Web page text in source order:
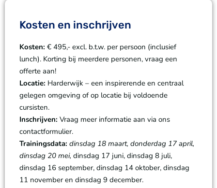
Kosten en inschrijven
Kosten: € 495,- excl. b.t.w. per persoon (inclusief
lunch). Korting bij meerdere personen, vraag een
offerte aan!
Locatie: Harderwijk – een inspirerende en centraal
gelegen omgeving of op locatie bij voldoende
cursisten.
Inschrijven: Vraag meer informatie aan via ons
contactformulier.
Trainingsdata: dinsdag 18 maart, donderdag 17 april,
dinsdag 20 mei, dinsdag 17 juni, dinsdag 8 juli,
dinsdag 16 september, dinsdag 14 oktober, dinsdag
11 november en dinsdag 9 december.